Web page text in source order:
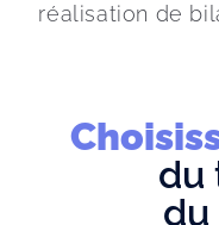
réalisation de
du